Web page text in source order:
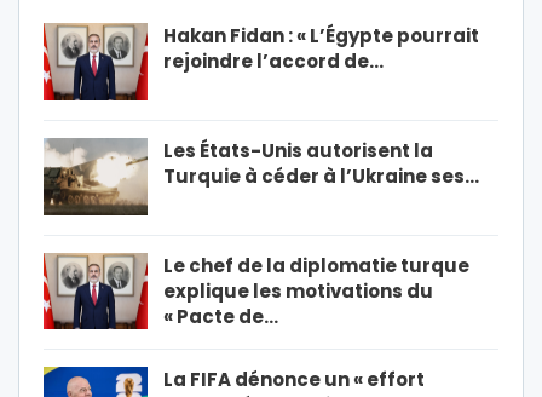
Hakan Fidan : « L’Égypte pourrait
rejoindre l’accord de…
Les États-Unis autorisent la
Turquie à céder à l’Ukraine ses…
Le chef de la diplomatie turque
explique les motivations du
« Pacte de…
La FIFA dénonce un « effort